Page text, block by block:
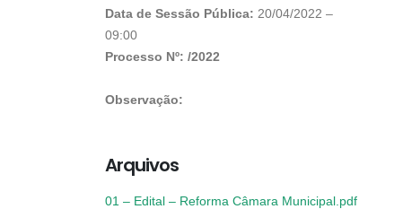
Data de Sessão Pública: 20/04/2022 –
09:00
Processo Nº: /2022
Observação:
Arquivos
01 – Edital – Reforma Câmara Municipal.pdf